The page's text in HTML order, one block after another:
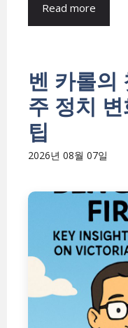
Read more
벤 카롤
주 정치
팁
2026년 08월 07일